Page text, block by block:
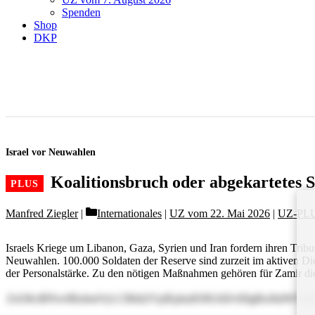
Spenden
Shop
DKP
Israel vor Neuwahlen
Koalitionsbruch oder abgekartetes
Manfred Ziegler Categories
Internationales | UZ vom 22. Mai 2026 | UZ-
Israels Kriege um Libanon, Gaza, Syrien und Iran fordern ihren
Neuwahlen. 100.000 Soldaten der Reserve sind zurzeit im aktiven
der Personalstärke. Zu den nötigen Maßnahmen gehören für Zamir